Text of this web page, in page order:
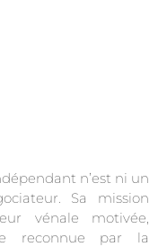
n’est ni un
Sa mission
vénale motivée,
reconnue par la